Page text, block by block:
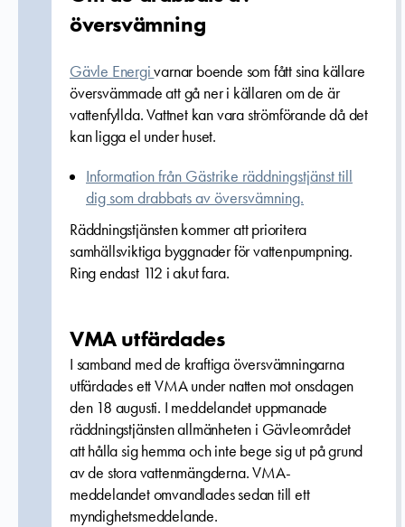
översvämning
Gävle Energivarnar boende som fått sina källare
översvämmade att gå ner i källaren om de är
vattenfyllda. Vattnet kan vara strömförande då det
kan ligga el under huset.
Information från Gästrike räddningstjänst till
dig som drabbats av översvämning.
Räddningstjänsten kommer att prioritera
samhällsviktiga byggnader för vattenpumpning.
Ring endast 112 i akut fara.
VMA utfärdades
I samband med de kraftiga översvämningarna
utfärdades ett VMA under natten mot onsdagen
den 18 augusti. I meddelandet uppmanade
räddningstjänsten allmänheten i Gävleområdet
att hålla sig hemma och inte bege sig ut på grund
av de stora vattenmängderna. VMA-
meddelandet omvandlades sedan till ett
myndighetsmeddelande.